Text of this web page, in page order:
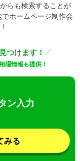
らも検索することが
ホームページ制作会
つけます！
場情報も提供！
ン入力
みる